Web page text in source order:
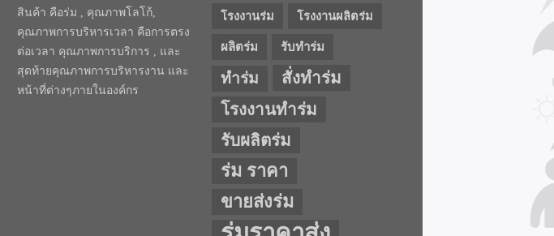
สินค้า คือร่ม , คุณภาพโลโก้,
คุณภาพการบริหารเวลา คือการตรง
ต่อเวลา คุณภาพการบริการ , และ
สุดท้ายคุณภาพการบริหารงาน และ
หน้าที่ต่างๆภายในองค์กร
โรงงานร่ม โรงงานผลิตร่ม
ผลิตร่ม รับทำร่ม
ทำร่ม
สั่งทำร่ม
โรงงานทำร่ม
รับผลิตร่ม
ร่ม ราคา
ขายส่งร่ม